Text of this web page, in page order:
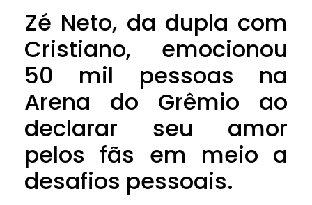
Zé Neto, da dupla com
Cristiano, emocionou
50 mil pessoas na
Arena do Grêmio ao
declarar seu amor
pelos fãs em meio a
desafios pessoais.